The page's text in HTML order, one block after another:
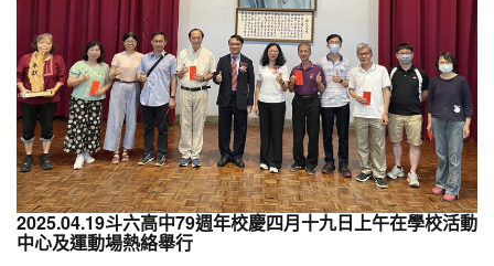
2025.04.19斗六高中79週年校慶四月十九日上午在學校活動
中心及運動場熱絡舉行